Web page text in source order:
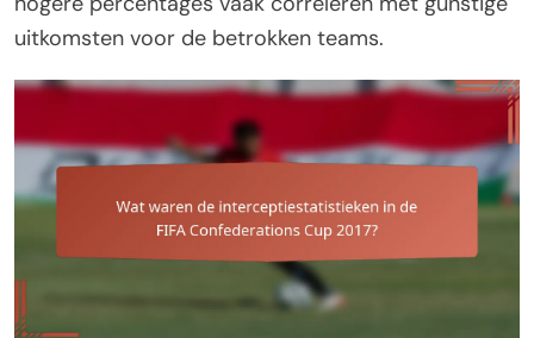
uitkomsten voor de betrokken teams.